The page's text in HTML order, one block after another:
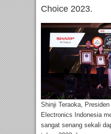
Choice 2023.
Shinji Teraoka,
Electronics Indonesia
sangat senang sekali